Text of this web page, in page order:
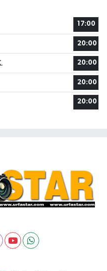
17:00
20:00
20:00
20:00
20:00